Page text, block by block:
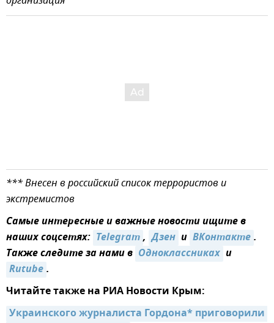
*** Внесен в российский список террористов и
экстремистов
Самые интересные и важные новости ищите в
наших соцсетях: Telegram, Дзен и ВКонтакте.
Также следите за нами в Одноклассниках и
Rutube.
Читайте также на РИА Новости Крым:
Украинского журналиста Гордона* приговорили